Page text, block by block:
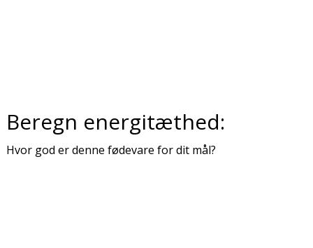
Beregn energitæthed:
Hvor god er denne fødevare for dit mål?